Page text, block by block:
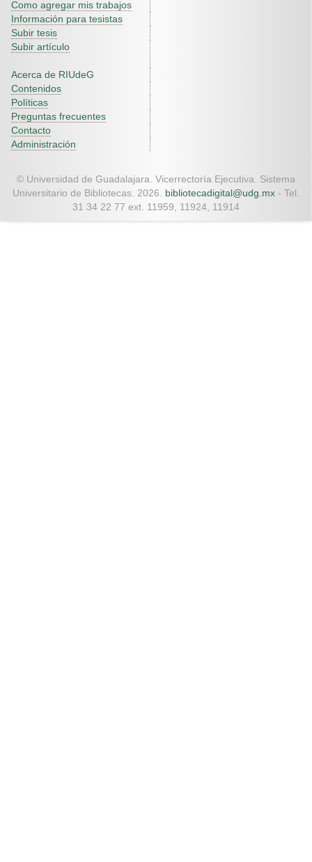
Como agregar mis trabajos
Información para tesistas
Subir tesis
Subir artículo
Acerca de RIUdeG
Contenidos
Políticas
Preguntas frecuentes
Contacto
Administración
© Universidad de Guadalajara. Vicerrectoría Ejecutiva. Sistema
Universitario de Bibliotecas. 2026. bibliotecadigital@udg.mx - Tel.
31 34 22 77 ext. 11959, 11924, 11914